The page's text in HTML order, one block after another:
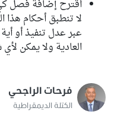
أقترح إضافة فصل
لا تنطبق أحكام
عبر عدل تنفيذ أو
العادية ولا يمكن
فرحات الراجحي
الكتلة الديمقراطية